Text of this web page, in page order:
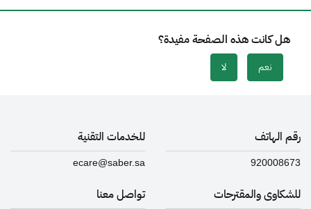
هل كانت هذه الصفحة مفيدة؟
نعم لا
رقم الهاتف
920008673
للخدمات التقنية
ecare@saber.sa
للشكاوى والمقترحات تواصل معنا